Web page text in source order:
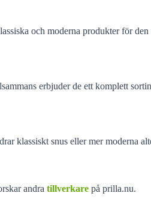
och moderna produkter för den
erbjuder de ett komplett
klassiskt snus eller mer moderna
andra tillverkare på prilla.nu.